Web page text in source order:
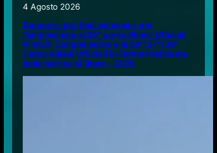
4 Agosto 2026
Concorsi, per titoli ed esami, per
l’ammissione al 25° corso Allievi Ufficiali
Piloti di Complemento e al 36°/37°/38°
Corso Allievi Ufficiali in Ferma Prefissata
della Marina Militare – 2026